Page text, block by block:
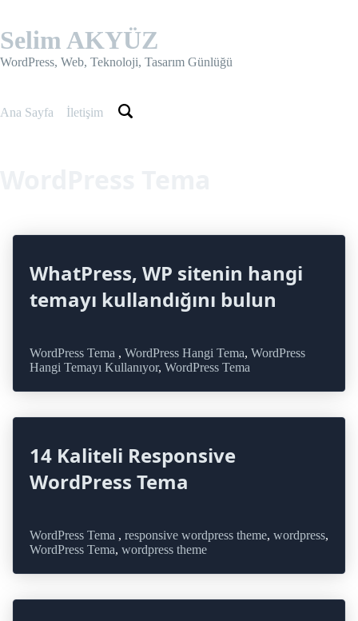
content
Selim AKYÜZ
WordPress, Web, Teknoloji, Tasarım Günlüğü
Ana Sayfa İletişim
WhatPress, WP sitenin hangi
temayı kullandığını bulun
WordPress Tema , WordPress Hangi Tema, WordPress
Hangi Temayı Kullanıyor, WordPress Tema
14 Kaliteli Responsive
WordPress Tema
WordPress Tema , responsive wordpress theme, wordpress,
WordPress Tema, wordpress theme